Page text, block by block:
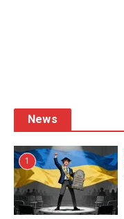
News
1